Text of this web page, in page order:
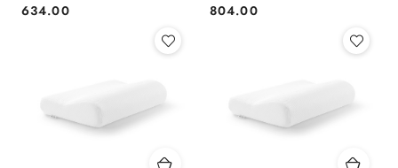
Cena:
634.00 Cena:
804.00